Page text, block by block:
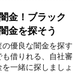
金！ブラック
金を探そう
優良な闇金を探す
借りれる、自社審
一緒に探しましょ